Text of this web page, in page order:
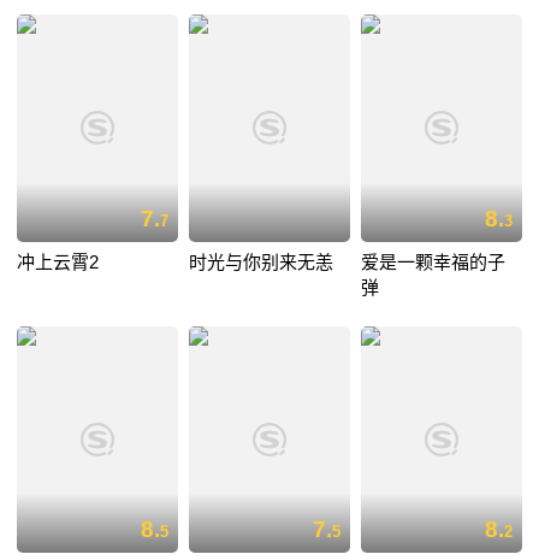
7.7
冲上云霄2 时光与你别来无恙
8.3
爱是一颗幸福的子
弹
8.5 7.5 8.2